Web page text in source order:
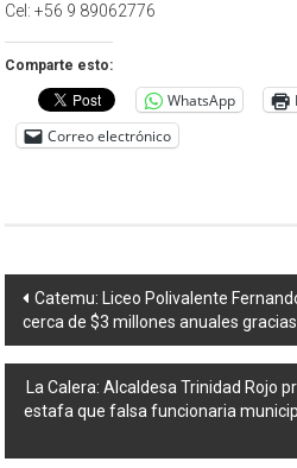
Cel: +56 9 89062776
Comparte esto:
WhatsApp
Correo electrónico
Navegación
de
entradas
Catemu: Liceo Polivalente
cerca de $3 millones anuales
La Calera: Alcaldesa Trinidad Rojo
estafa que falsa funcionaria